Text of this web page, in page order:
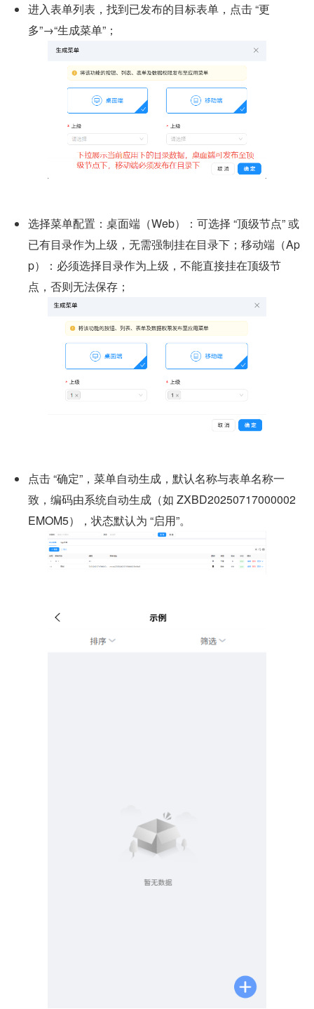
进入表单列表，找到已发布的目标表单，点击 “更
多”→“生成菜单”；
选择菜单配置：桌面端（Web）：可选择 “顶级节点” 或
已有目录作为上级，无需强制挂在目录下；移动端（Ap
p）：必须选择目录作为上级，不能直接挂在顶级节
点，否则无法保存；
点击 “确定”，菜单自动生成，默认名称与表单名称一
致，编码由系统自动生成（如 ZXBD20250717000002
EMOM5），状态默认为 “启用”。